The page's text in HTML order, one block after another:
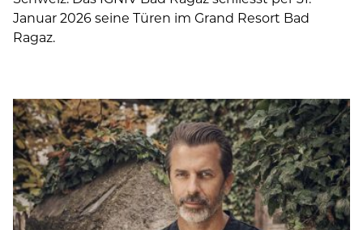
Januar 2026 seine Türen im Grand Resort Bad
Ragaz.